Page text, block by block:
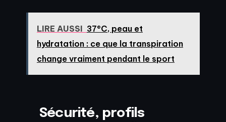
LIRE AUSSI 37°C, peau et
hydratation : ce que la transpiration
change vraiment pendant le sport
Sécurité, profils